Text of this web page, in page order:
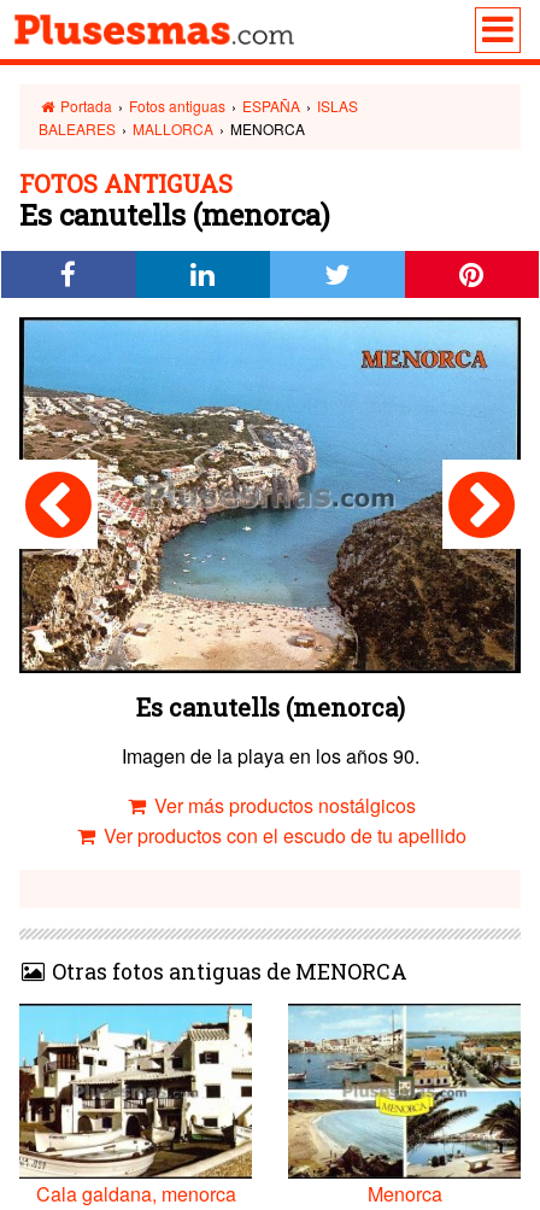
Portada › Fotos antiguas › ESPAÑA › ISLAS
BALEARES › MALLORCA › MENORCA
FOTOS ANTIGUAS
Es canutells (menorca)
Es canutells (menorca)
Imagen de la playa en los años 90.
Ver más productos nostálgicos
Ver productos con el escudo de tu apellido
Otras fotos antiguas de MENORCA
Cala galdana, menorca Menorca